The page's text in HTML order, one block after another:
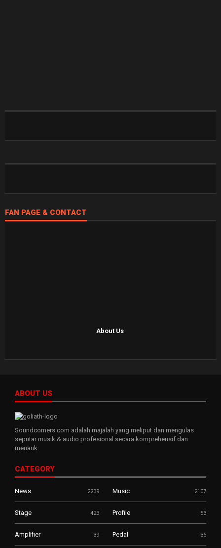
FAN PAGE & CONTACT
About Us
ABOUT US
Soundcorners.com adalah majalah yang meliput dan mengulas
seputar musik & audio profesional secara komprehensif dan
menarik
CATEGORY
News 2239 Music 2107
Stage 423 Profile 53
Amplifier 39 Pedal 36